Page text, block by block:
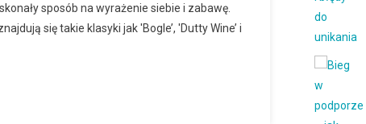
sposób na wyrażenie siebie i zabawę.
się takie klasyki jak 'Bogle’, 'Dutty Wine’ i